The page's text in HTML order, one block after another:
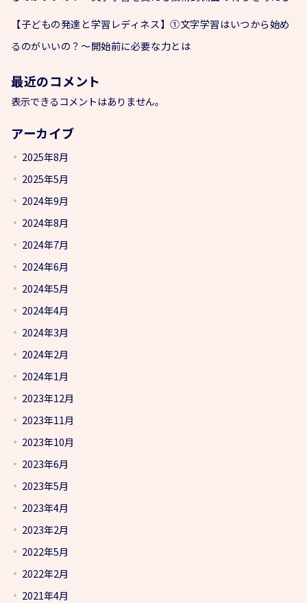
【子どもの発達と学習レディネス】①文字学習はいつから始め
るのがいいの？～開始前に必要な力とは
最近のコメント
表示できるコメントはありません。
アーカイブ
2025年8月
2025年5月
2024年9月
2024年8月
2024年7月
2024年6月
2024年5月
2024年4月
2024年3月
2024年2月
2024年1月
2023年12月
2023年11月
2023年10月
2023年6月
2023年5月
2023年4月
2023年2月
2022年5月
2022年2月
2021年4月